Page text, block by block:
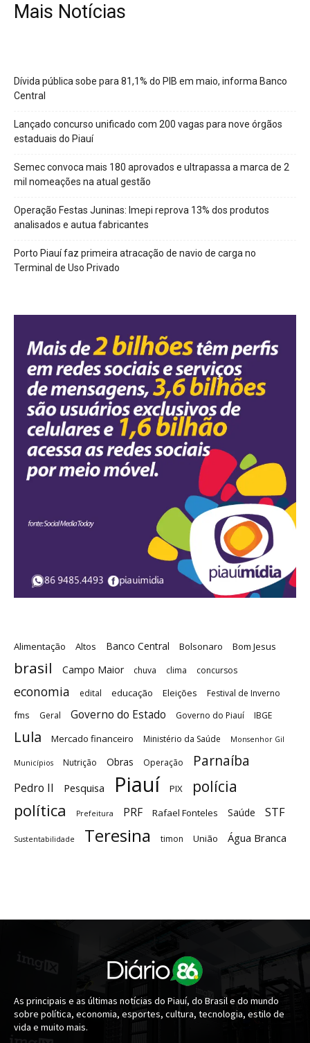
Mais Notícias
Dívida pública sobe para 81,1% do PIB em maio, informa Banco
Central
Lançado concurso unificado com 200 vagas para nove órgãos
estaduais do Piauí
Semec convoca mais 180 aprovados e ultrapassa a marca de 2
mil nomeações na atual gestão
Operação Festas Juninas: Imepi reprova 13% dos produtos
analisados e autua fabricantes
Porto Piauí faz primeira atracação de navio de carga no
Terminal de Uso Privado
Alimentação Altos Banco Central Bolsonaro Bom Jesus
brasil Campo Maior chuva clima concursos
economia edital educação Eleições Festival de Inverno
fms Geral Governo do Estado Governo do Piauí IBGE
Lula Mercado financeiro Ministério da Saúde Monsenhor Gil
Municípios Nutrição Obras Operação Parnaíba
Pedro II Pesquisa Piauí PIX
polícia
política
Prefeitura PRF Rafael Fonteles Saúde STF
Sustentabilidade Teresina timon União Água Branca
As principais e as últimas notícias do Piauí, do Brasil e do mundo
sobre política, economia, esportes, cultura, tecnologia, estilo de
vida e muito mais.